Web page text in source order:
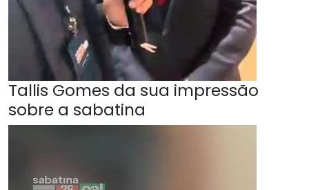
Tallis Gomes da sua impressão
sobre a sabatina